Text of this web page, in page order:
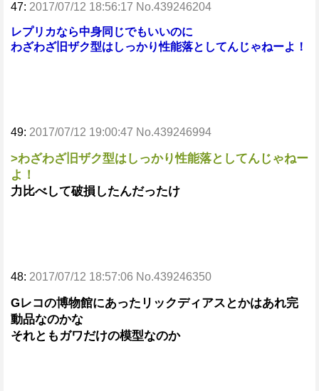
47: 2017/07/12 18:56:17 No.439246204
レプリカなら中身同じでもいいのに
わざわざ旧ザク型はしっかり性能落としてんじゃねーよ！
49: 2017/07/12 19:00:47 No.439246994
>わざわざ旧ザク型はしっかり性能落としてんじゃねー
よ！
力比べして破損したんだったけ
48: 2017/07/12 18:57:06 No.439246350
Gレコの博物館にあったリックディアスとかはあれ完
動品なのかな
それともガワだけの模型なのか